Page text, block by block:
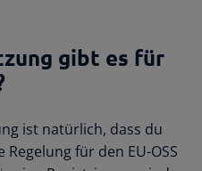
gibt es für
ist natürlich, dass du
für den EU-OSS